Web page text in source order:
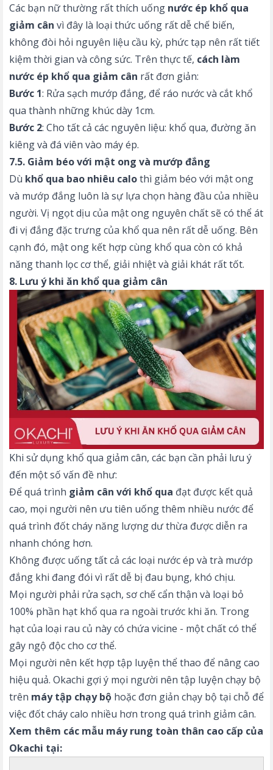
Các bạn nữ thường rất thích uống nước ép khổ qua
giảm cân vì đây là loại thức uống rất dễ chế biến,
không đòi hỏi nguyên liệu cầu kỳ, phức tạp nên rất tiết
kiệm thời gian và công sức. Trên thực tế, cách làm
nước ép khổ qua giảm cân rất đơn giản:
Bước 1: Rửa sạch mướp đắng, để ráo nước và cắt khổ
qua thành những khúc dày 1cm.
Bước 2: Cho tất cả các nguyên liệu: khổ qua, đường ăn
kiêng và đá viên vào máy ép.
7.5. Giảm béo với mật ong và mướp đắng
Dù khổ qua bao nhiêu calothì giảm béo với mật ong
và mướp đắng luôn là sự lựa chọn hàng đầu của nhiều
người. Vị ngọt dịu của mật ong nguyên chất sẽ có thể át
đi vị đắng đặc trưng của khổ qua nên rất dễ uống. Bên
cạnh đó, mật ong kết hợp cùng khổ qua còn có khả
năng thanh lọc cơ thể, giải nhiệt và giải khát rất tốt.
8. Lưu ý khi ăn khổ qua giảm cân
Khi sử dụng khổ qua giảm cân, các bạn cần phải lưu ý
đến một số vấn đề như:
Để quá trình giảm cân với khổ qua đạt được kết quả
cao, mọi người nên ưu tiên uống thêm nhiều nước để
quá trình đốt cháy năng lượng dư thừa được diễn ra
nhanh chóng hơn.
Không được uống tất cả các loại nước ép và trà mướp
đắng khi đang đói vì rất dễ bị đau bụng, khó chịu.
Mọi người phải rửa sạch, sơ chế cẩn thận và loại bỏ
100% phần hạt khổ qua ra ngoài trước khi ăn. Trong
hạt của loại rau củ này có chứa vicine - một chất có thể
gây ngộ độc cho cơ thể.
Mọi người nên kết hợp tập luyện thể thao để nâng cao
hiệu quả. Okachi gợi ý mọi người nên tập luyện chạy bộ
trên máy tập chạy bộ hoặc đơn giản chạy bộ tại chỗ để
việc đốt cháy calo nhiều hơn trong quá trình giảm cân.
Xem thêm các mẫu máy rung toàn thân cao cấp của
Okachi tại: